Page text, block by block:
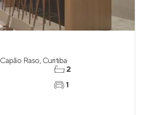
Capão Raso, Curitiba
2
1